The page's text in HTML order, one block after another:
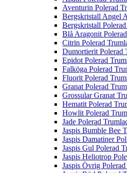
Aventurin Polerad
Bergskristall Angel
Bergskristall
Blå Aragonit
Citrin Polerad
Dumortierit Polerad
Epidot Polerad
Falköga Polerad
Fluorit Polerad
Granat Polerad
Grossular Granat
Hematit Polerad
Howlit Polerad
Jade Polerad
Jaspis Bumble Bee
Jaspis Damatiner
Jaspis Gul Polerad
Jaspis Heliotrop
Jaspis Övrig